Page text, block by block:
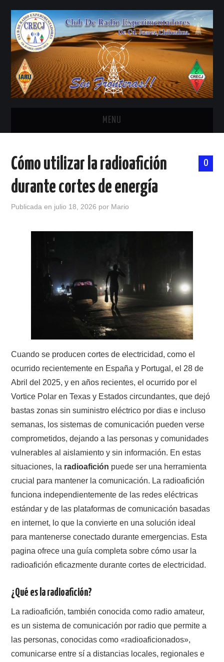
MENU
ANTENAS Y ACCESORIOS
CONTACTO
HISTORIA DE LA RADIO
IMÁGENES CRECJ
LITERATURA DE LA RADIO
MODOS DIGITALES
MORSE CW APRENDE Y MAS
NUESTRAS ACTIVIDADES !
PATROCINADORES
PLAN DE BANDAS DE
RADIOAFICIONADOS EN MEXICO
PROMOCIÓN DE LA RADIO AFICIÓN
SOLICITUD DE INGRESO
SOTA Y POTA
0
Cómo utilizar la radioafición
durante cortes de energía
Publicada en julio 18, 2026 por Mario
Cuando se producen cortes de electricidad, como el
ocurrido recientemente en España y Portugal, el 28 de
Abril del 2025, y en años recientes, el ocurrido por el
Vortice Polar en Texas y Estados circundantes, que dejó
bastas zonas sin suministro eléctrico por dias e incluso
semanas, los sistemas de comunicación pueden verse
comprometidos, dejando a las personas y comunidades
vulnerables al aislamiento y sin información. En estas
situaciones, la radioafición puede ser una herramienta
crucial para mantener la comunicación. La radioafición
funciona independientemente de las redes eléctricas
estándar y de las plataformas de comunicación basadas
en internet, lo que la convierte en una solución ideal
para mantenerse conectado durante emergencias. Esta
pagina ofrece una guía completa sobre cómo usar la
radioafición eficazmente durante cortes de electricidad.
¿Qué es la radioafición?
La radioafición, también conocida como radio amateur,
es un sistema de comunicación por radio que permite a
las personas, conocidas como «radioaficionados»,
comunicarse entre sí a distancias locales, regionales e